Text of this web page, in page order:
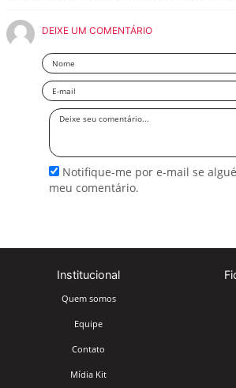
DEIXE UM COMENTÁRIO
Nome
Email
Deixe
Notifique-me por e-mail se
meu comentário.
Institucional
Quem somos
Equipe
Contato
Mídia Kit